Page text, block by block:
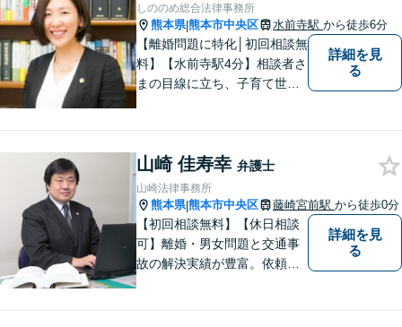
しののめ総合法律事務所
熊本県|熊本市中央区 水前寺駅 から徒歩6分
【離婚問題に特化│初回相談無
料】【水前寺駅4分】相談者さ
まの目線に立ち、子育て世代
を大切にし、じっくりお話を
伺ったうえで最適な解決策を
ご提案します【完全個室】
詳細を見
る
山崎 佳寿幸 弁護士
山崎法律事務所
熊本県|熊本市中央区 藤崎宮前駅 から徒歩0分
【初回相談無料】【休日相談
可】離婚・男女問題と交通事
故の解決実績が豊富。依頼者
詳細を見
る